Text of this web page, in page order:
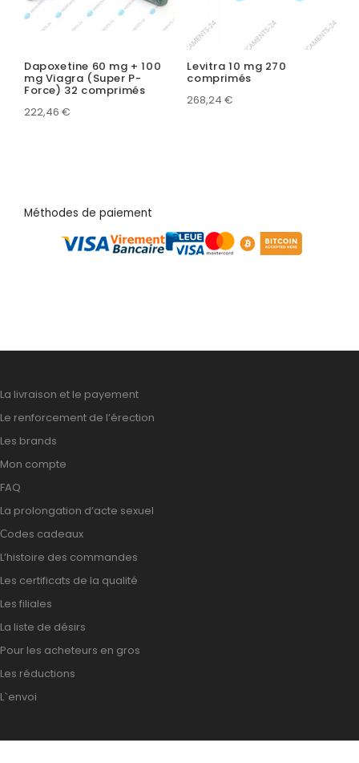
Dapoxetine 60 mg + 100
mg Viagra (Super P-
Force) 32 comprimés
222,46 €
Levitra 10 mg 270
comprimés
268,24€
Méthodes de paiement
La livraison et le payement
Le renforcement de l’érection
Les brands
Mon compte
FAQ
La prolongation d’acte sexuel
Сodes cadeaux
L’histoire des commandes
Les certificats de la qualité
Les filiales
La liste de désirs
Pour les acheteurs en gros
Les réductions
L`envoi